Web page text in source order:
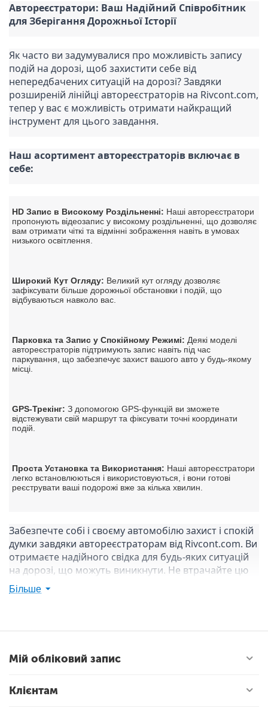
Автореєстратори: Ваш Надійний Співробітник
для Зберігання Дорожньої Історії
Як часто ви задумувалися про можливість запису
подій на дорозі, щоб захистити себе від
непередбачених ситуацій на дорозі? Завдяки
розширеній лінійці автореєстраторів на Rivcont.com,
тепер у вас є можливість отримати найкращий
інструмент для цього завдання.
Наш асортимент автореєстраторів включає в
себе:
HD Запис в Високому Роздільненні: Наші автореєстратори
пропонують відеозапис у високому роздільненні, що дозволяє
вам отримати чіткі та відмінні зображення навіть в умовах
низького освітлення.
Широкий Кут Огляду: Великий кут огляду дозволяє
зафіксувати більше дорожньої обстановки і подій, що
відбуваються навколо вас.
Парковка та Запис у Спокійному Режимі: Деякі моделі
автореєстраторів підтримують запис навіть під час
паркування, що забезпечує захист вашого авто у будь-якому
місці.
GPS-Трекінг: З допомогою GPS-функцій ви зможете
відстежувати свій маршрут та фіксувати точні координати
подій.
Проста Установка та Використання: Наші автореєстратори
легко встановлюються і використовуються, і вони готові
реєструвати ваші подорожі вже за кілька хвилин.
Забезпечте собі і своєму автомобілю захист і спокій
думки завдяки автореєстраторам від Rivcont.com. Ви
отримаєте надійного свідка для будь-яких ситуацій
на дорозі, що можуть виникнути. Не втрачайте цю
можливість для вашої безпеки і комфорту під час
подорожей!
Більше
Мій обліковий запис
Клієнтам